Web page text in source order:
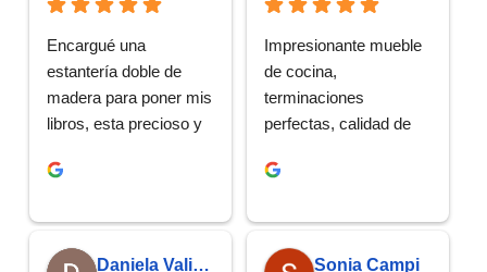
atención por
Whatsapp,respondiero
n todas mis
preguntas,pude ver el
muestrario de las
colores del lustre.
recomendable
Rodelarte.
Encargué una
estantería doble de
madera para poner mis
libros, esta precioso y
material. Tienen muy
público.
Impresionante mueble
de cocina,
terminaciones
perfectas, calidad de
genial!!!!
Daniela Valiente Sonia Campi